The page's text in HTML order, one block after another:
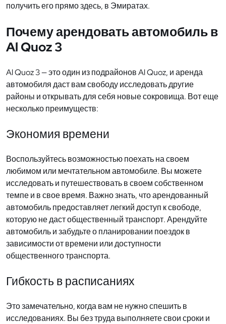
получить его прямо здесь, в Эмиратах.
Почему арендовать автомобиль в
Al Quoz 3
Al Quoz 3 — это один из подрайонов Al Quoz, и аренда
автомобиля даст вам свободу исследовать другие
районы и открывать для себя новые сокровища. Вот еще
несколько преимуществ:
Экономия времени
Воспользуйтесь возможностью поехать на своем
любимом или мечтательном автомобиле. Вы можете
исследовать и путешествовать в своем собственном
темпе и в свое время. Важно знать, что арендованный
автомобиль предоставляет легкий доступ к свободе,
которую не даст общественный транспорт. Арендуйте
автомобиль и забудьте о планировании поездок в
зависимости от времени или доступности
общественного транспорта.
Гибкость в расписаниях
Это замечательно, когда вам не нужно спешить в
исследованиях. Вы без труда выполняете свои сроки и